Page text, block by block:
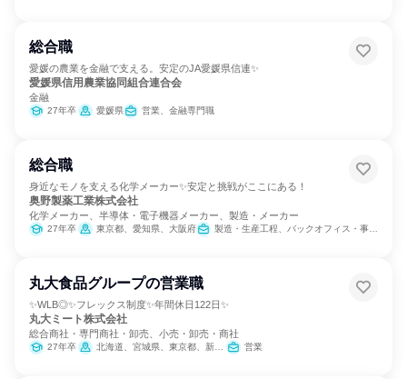
総合職
愛媛の農業を金融で支える。安定のJA愛媛県信連✨
愛媛県信用農業協同組合連合会
金融
27年卒 愛媛県 営業、金融専門職
総合職
身近なモノを支える化学メーカー✨安定と挑戦がここにある！
奥野製薬工業株式会社
化学メーカー、半導体・電子機器メーカー、製造・メーカー
27年卒 東京都、愛知県、大阪府 製造・生産工程、バックオフィス・事務・受付、営業、カスタマーサクセス、学術研究、SCM/生産管理/購買/物流、総務、建築/土木/プラント専門職
丸大食品グループの営業職
✨WLB◎✨フレックス制度✨年間休日122日✨
丸大ミート株式会社
総合商社・専門商社・卸売、小売・卸売・商社
27年卒 北海道、宮城県、東京都、新潟県、石川県、愛知県、大阪府、鳥取県、岡山県、広島県、香川県、福岡県 営業